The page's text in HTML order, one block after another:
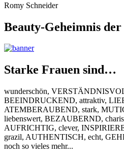
Romy Schneider
Beauty-Geheimnis der
Starke Frauen sind…
wunderschön,
BEEINDRUCKEND, attraktiv,
ATEMBERAUBEND, stark,
liebenswert, BEZAUBERND,
AUFRICHTIG, clever,
grazil, AUTHENTISCH, echt,
noch so vieles mehr...